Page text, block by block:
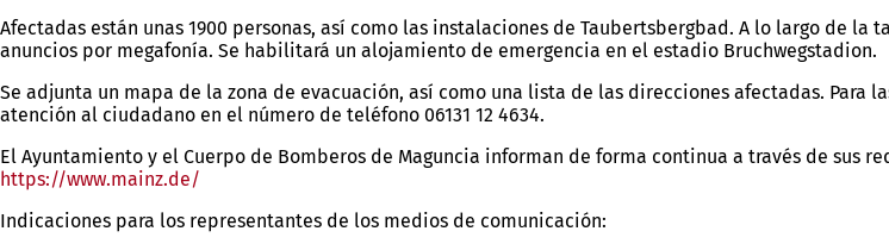
Afectadas están unas 1900 personas, así como las instalaciones de Taubertsbergbad. A lo largo de
anuncios por megafonía. Se habilitará un alojamiento de emergencia en el estadio Bruchwegstadion.
Se adjunta un mapa de la zona de evacuación, así como una lista de las direcciones afectadas.
atención al ciudadano en el número de teléfono 06131 12 4634.
El Ayuntamiento y el Cuerpo de Bomberos de Maguncia informan de forma continua a través de sus
https://www.mainz.de/
en
Indicaciones para los representantes de los medios de comunicación: